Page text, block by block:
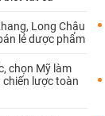
Long Châu
lẻ dược phẩm
chọn Mỹ làm
chiến lược toàn